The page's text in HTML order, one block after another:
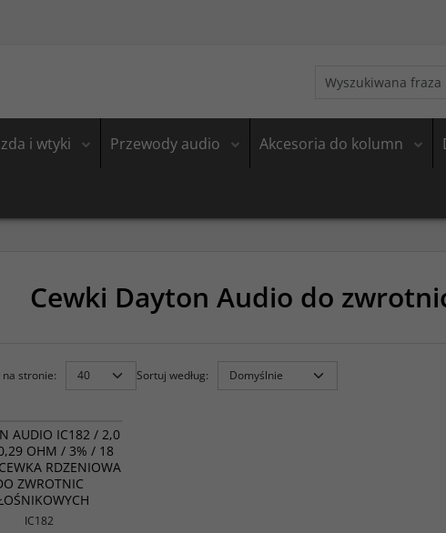
i wtyki Przewody audio Akcesoria do kolumn
Cewki Dayton Audio do
na stronie: Sortuj według:
AUDIO IC182 / 2,0
OHM / 3% / 18
RDZENIOWA
ZWROTNIC
IC182